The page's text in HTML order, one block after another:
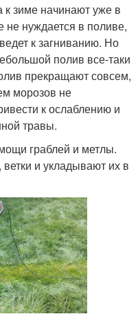
к зиме начинают уже в
не нуждается в поливе,
к загниванию. Но
полив все-таки
прекращают совсем,
морозов не
к ослаблению и
травы.
граблей и метлы.
и укладывают их в